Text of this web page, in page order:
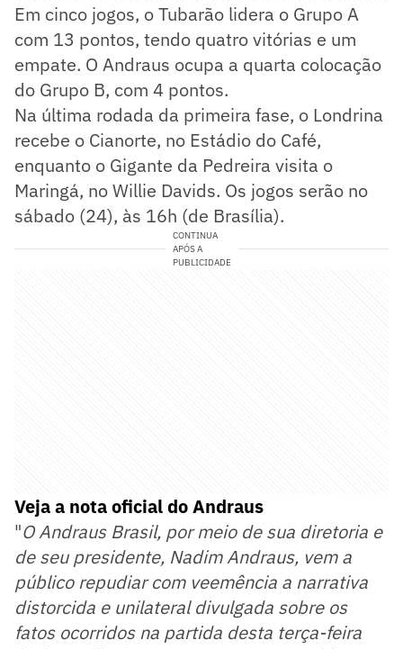
Em cinco jogos, o Tubarão lidera o Grupo A
com 13 pontos, tendo quatro vitórias e um
empate. O Andraus ocupa a quarta colocação
do Grupo B, com 4 pontos.
Na última rodada da primeira fase, o Londrina
recebe o Cianorte, no Estádio do Café,
enquanto o Gigante da Pedreira visita o
Maringá, no Willie Davids. Os jogos serão no
sábado (24), às 16h (de Brasília).
CONTINUA
APÓS A
PUBLICIDADE
Veja a nota oficial do Andraus
"O Andraus Brasil, por meio de sua diretoria e
de seu presidente, Nadim Andraus, vem a
público repudiar com veemência a narrativa
distorcida e unilateral divulgada sobre os
fatos ocorridos na partida desta terça-feira